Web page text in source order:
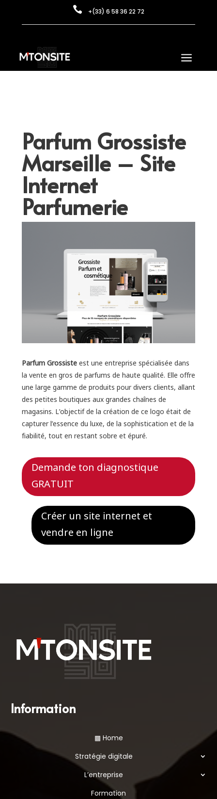
 +(33) 6 58 36 22 72
a
Parfum Grossiste
Marseille – Site
Internet
Parfumerie
Parfum Grossisteest une entreprise spécialisée dans
la vente en gros de parfums de haute qualité. Elle offre
une large gamme de produits pour divers clients, allant
des petites boutiques aux grandes chaînes de
magasins. L’objectif de la création de ce logo était de
capturer l’essence du luxe, de la sophistication et de la
fiabilité, tout en restant sobre et épuré.
Demande ton diagnostique
GRATUIT
Créer un site internet et
vendre en ligne
Information
▩ Home
Stratégie digitale
L’entreprise
Formation